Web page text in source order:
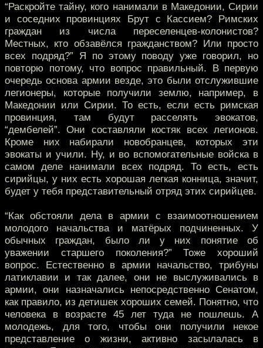
“Раскройте тайну, кого нанимали в Македонии, Сирии
и соседних провинциях Брут с Кассием? Римских
граждан из числа переселенцев-колонистов?
Местных, кто обзавёлся гражданством? Или просто
всех подряд?” Я по этому поводу уже говорил, но
повторю потому, что вопрос правильный. В первую
очередь основа армии везде, это были отслужившие
легионеры, которые получили землю, например, в
Македонии или Сирии. То есть, если есть римская
провинция, там будут расселять эвокатов,
“дембелей”. Они составляли костяк всех легионов.
Кроме них набирали новобранцев, которых эти
эвокаты и учили. Ну, и во вспомогательные войска в
самом деле нанимали всех подряд. То есть, есть
сирийцы, у них есть хорошая легкая конница, значит,
будет у тебя представительный отряд этих сирийцев.
“Как обстояли дела в армии с взаимоотношением
молодого начальства и матёрых подчиненных. У
обычных граждан, было ли у них понятие об
уважении старшего поколения?” Тоже хороший
вопрос. Естественно в армии начальство, трибуны
латиклавии и так далее, они не выслуживались в
армии, они назначались непосредственно Сенатом,
как правило, из детишек хороших семей. Понятно, что
человека в возрасте 45 лет туда не пошлешь. А
молодежь, для того, чтобы они получили некое
представление о жизни, активно засылалась в